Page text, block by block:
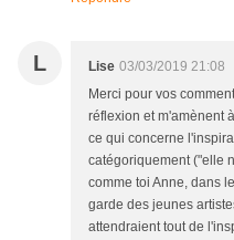
L Lise 03/03/2019 21:08
Merci pour vos
réflexion et m'amènent
ce qui concerne
catégoriquement ("elle
comme toi Anne, dans
garde des jeunes
attendraient tout de